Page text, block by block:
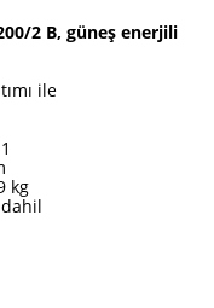
2 B, güneş enerjili
ile
kg